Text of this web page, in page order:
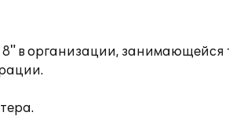
в организации, занимающейся